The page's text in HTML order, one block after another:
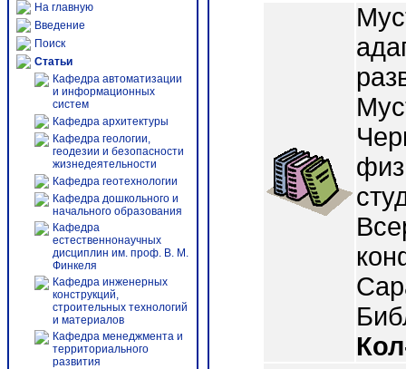
На главную
Введение
Поиск
Статьи
Кафедра автоматизации
и информационных
систем
Кафедра архитектуры
Кафедра геологии,
геодезии и безопасности
жизнедеятельности
Кафедра геотехнологии
Кафедра дошкольного и
начального образования
Кафедра
естественнонаучных
дисциплин им. проф. В. М.
Финкеля
Кафедра инженерных
конструкций,
строительных технологий
и материалов
Кафедра менеджмента и
территориального
развития